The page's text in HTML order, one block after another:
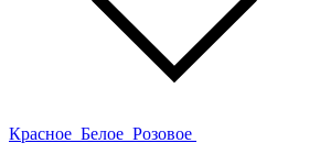
Красное Белое Розовое